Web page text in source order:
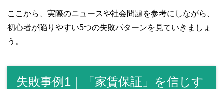
ここから、実際のニュースや社会問題を参考にしながら、
初心者が陥りやすい5つの失敗パターンを見ていきましょ
う。
失敗事例1｜「家賃保証」を信じす